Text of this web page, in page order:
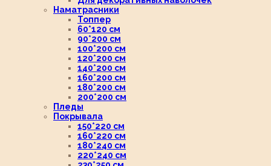
Наматрасники
Топпер
60*120 см
90*200 см
100*200 см
120*200 см
140*200 см
160*200 см
180*200 см
200*200 см
Пледы
Покрывала
150*220 см
160*220 см
180*240 см
220*240 см